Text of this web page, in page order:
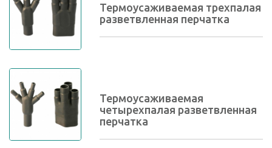
Термоусаживаемая трехпалая
разветвленная перчатка
Термоусаживаемая
четырехпалая разветвленная
перчатка